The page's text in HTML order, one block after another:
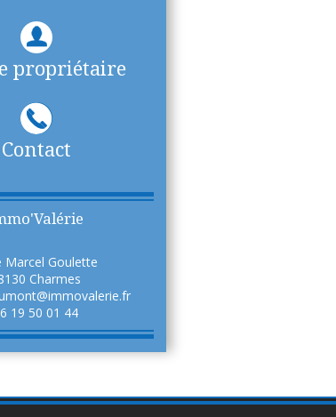
propriétaire
Contact
Marcel Goulette
Charmes
19 50 01 44